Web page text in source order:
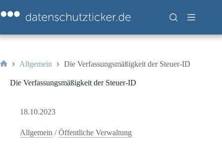
Inhalt
springen
Allgemein Die Verfassungsmäßigkeit der Steuer-ID
Die Verfassungsmäßigkeit der Steuer-ID
18.10.2023
Allgemein /Öffentliche Verwaltung